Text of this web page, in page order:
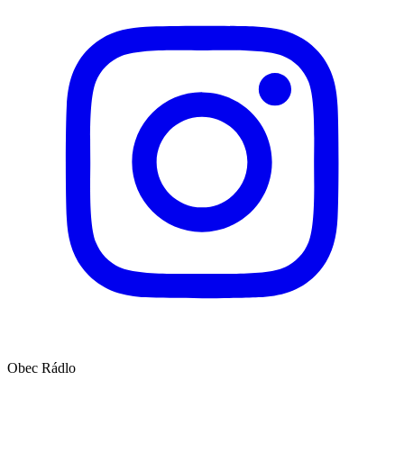
Obec Rádlo